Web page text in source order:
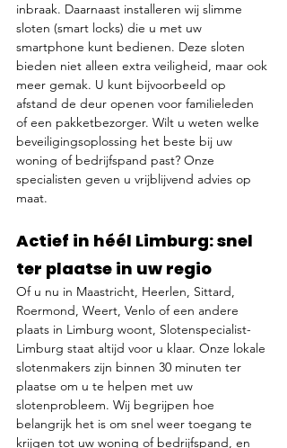
inbraak. Daarnaast installeren wij slimme
sloten (smart locks) die u met uw
smartphone kunt bedienen. Deze sloten
bieden niet alleen extra veiligheid, maar ook
meer gemak. U kunt bijvoorbeeld op
afstand de deur openen voor familieleden
of een pakketbezorger. Wilt u weten welke
beveiligingsoplossing het beste bij uw
woning of bedrijfspand past? Onze
specialisten geven u vrijblijvend advies op
maat.
Actief in héél Limburg: snel
ter plaatse in uw regio
Of u nu in Maastricht, Heerlen, Sittard,
Roermond, Weert, Venlo of een andere
plaats in Limburg woont, Slotenspecialist-
Limburg staat altijd voor u klaar. Onze lokale
slotenmakers zijn binnen 30 minuten ter
plaatse om u te helpen met uw
slotenprobleem. Wij begrijpen hoe
belangrijk het is om snel weer toegang te
krijgen tot uw woning of bedrijfspand, en